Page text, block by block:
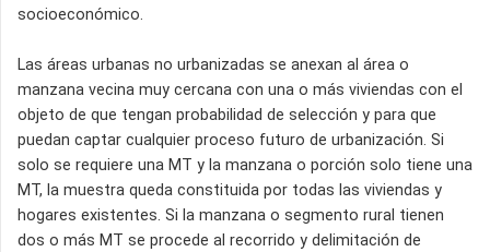
socioeconómico.
Las áreas urbanas no urbanizadas se anexan al área o
manzana vecina muy cercana con una o más viviendas con el
objeto de que tengan probabilidad de selección y para que
puedan captar cualquier proceso futuro de urbanización. Si
solo se requiere una MT y la manzana o porción solo tiene una
MT, la muestra queda constituida por todas las viviendas y
hogares existentes. Si la manzana o segmento rural tienen
dos o más MT se procede al recorrido y delimitación de